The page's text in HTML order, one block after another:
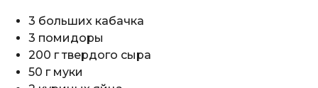
3 больших кабачка
3 помидоры
200 г твердого сыра
50 г муки